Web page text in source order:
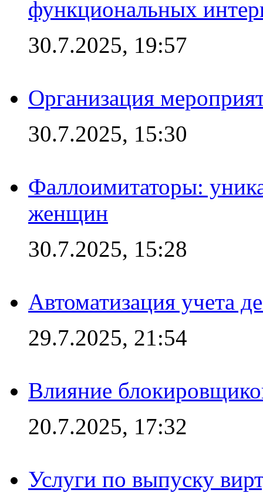
функциональных
30.7.2025, 19:57
Организация
30.7.2025, 15:30
Фаллоимитаторы:
женщин
30.7.2025, 15:28
Автоматизация учета
29.7.2025, 21:54
Влияние
20.7.2025, 17:32
Услуги по выпуску